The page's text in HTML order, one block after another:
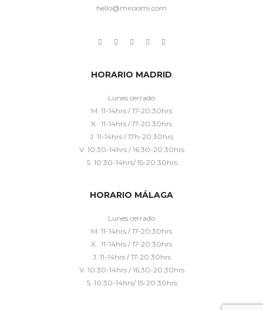
hello@miroomi.com
HORARIO MADRID
Lunes cerrado
M. 11-14hrs / 17-20:30hrs
X. 11-14hrs / 17-20:30hrs
J. 11-14hrs / 17h-20:30hrs
V. 10:30-14hrs / 16:30-20:30hrs
S. 10:30-14hrs/ 15-20:30hrs
HORARIO MÁLAGA
Lunes cerrado
M. 11-14hrs / 17-20:30hrs
X. 11-14hrs / 17-20:30hrs
J. 11-14hrs / 17-20:30hrs
V. 10:30-14hrs / 16:30-20:30hrs
S. 10:30-14hrs/ 15-20:30hrs